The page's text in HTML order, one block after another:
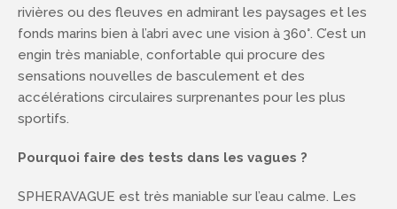
rivières ou des fleuves en admirant les paysages et les
fonds marins bien à l’abri avec une vision à 360°. C’est un
engin très maniable, confortable qui procure des
sensations nouvelles de basculement et des
accélérations circulaires surprenantes pour les plus
sportifs.
Pourquoi faire des tests dans les vagues ?
SPHERAVAGUE est très maniable sur l’eau calme. Les